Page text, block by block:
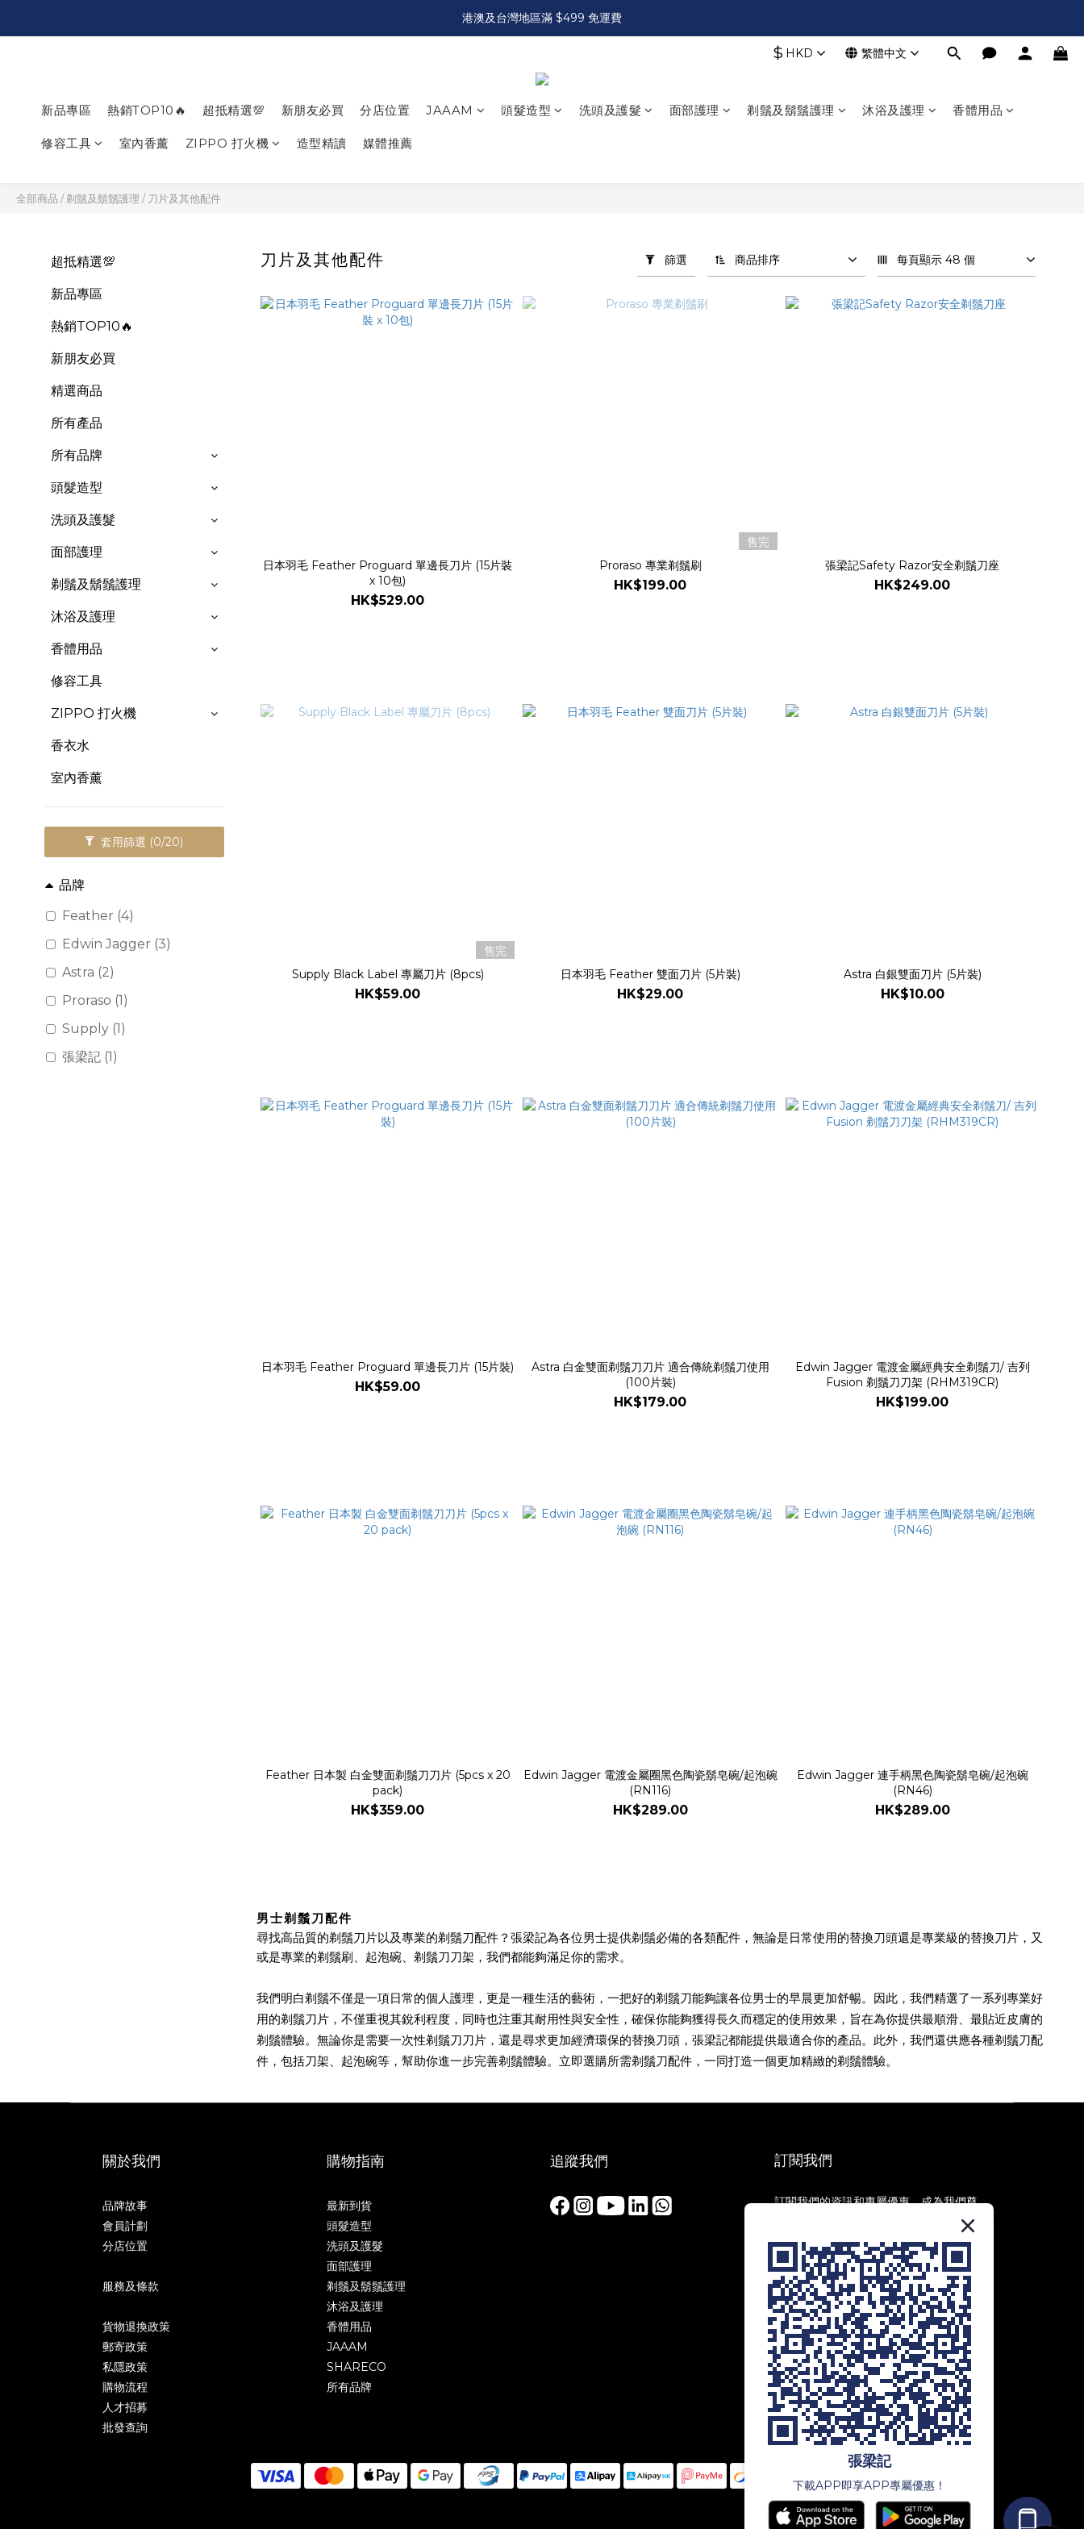
港澳及台灣地區滿 $499 免運費
$ HKD 繁體中文
新品專區 熱銷TOP10🔥 超抵精選💯 新朋友必買 分店位置 JAAAM 頭髮造型 洗頭及護髮 面部護理 剃鬚及鬍鬚護理 沐浴及護理 香體用品
修容工具 室內香薰 ZIPPO 打火機 造型精讀 媒體推薦
全部商品 /剃鬚及鬍鬚護理 / 刀片及其他配件
超抵精選💯
新品專區
熱銷TOP10🔥
新朋友必買
精選商品
所有產品
所有品牌
頭髮造型
洗頭及護髮
面部護理
剃鬚及鬍鬚護理
沐浴及護理
香體用品
修容工具
ZIPPO 打火機
香衣水
室內香薰
套用篩選 (0/20)
品牌
Feather (4)
Edwin Jagger (3)
Astra (2)
Proraso (1)
Supply (1)
張梁記 (1)
刀片及其他配件 篩選 商品排序 每頁顯示 48 個
日本羽毛 Feather Proguard 單邊長刀片 (15片裝
x 10包)
HK$529.00
售完
Proraso 專業剃鬚刷
HK$199.00
張梁記Safety Razor安全剃鬚刀座
HK$249.00
售完
Supply Black Label 專屬刀片 (8pcs)
HK$59.00
日本羽毛 Feather 雙面刀片 (5片裝)
HK$29.00
Astra 白銀雙面刀片 (5片裝)
HK$10.00
日本羽毛 Feather Proguard 單邊長刀片 (15片裝)
HK$59.00
Astra 白金雙面剃鬚刀刀片 適合傳統剃鬚刀使用
(100片裝)
HK$179.00
Edwin Jagger 電渡金屬經典安全剃鬚刀/ 吉列
Fusion 剃鬚刀刀架 (RHM319CR)
HK$199.00
Feather 日本製 白金雙面剃鬚刀刀片 (5pcs x 20
pack)
HK$359.00
Edwin Jagger 電渡金屬圈黑色陶瓷鬍皂碗/起泡碗
(RN116)
HK$289.00
Edwin Jagger 連手柄黑色陶瓷鬍皂碗/起泡碗
(RN46)
HK$289.00
男士剃鬚刀配件
尋找高品質的剃鬚刀片以及專業的剃鬚刀配件？張梁記為各位男士提供剃鬚必備的各類配件，無論是日常使用的替換刀頭還是專業級的替換刀片，又
或是專業的剃鬚刷、起泡碗、剃鬚刀刀架，我們都能夠滿足你的需求。
我們明白剃鬚不僅是一項日常的個人護理，更是一種生活的藝術，一把好的剃鬚刀能夠讓各位男士的早晨更加舒暢。因此，我們精選了一系列專業好
用的剃鬚刀片，不僅重視其銳利程度，同時也注重其耐用性與安全性，確保你能夠獲得長久而穩定的使用效果，旨在為你提供最順滑、最貼近皮膚的
剃鬚體驗。無論你是需要一次性剃鬚刀刀片，還是尋求更加經濟環保的替換刀頭，張梁記都能提供最適合你的產品。此外，我們還供應各種剃鬚刀配
件，包括刀架、起泡碗等，幫助你進一步完善剃鬚體驗。 立即選購所需剃鬚刀配件，一同打造一個更加精緻的剃鬚體驗。
關於我們
品牌故事
會員計劃
分店位置
服務及條款
貨物退換政策
郵寄政策
私隱政策
購物流程
人才招募
批發查詢
購物指南
最新到貨
頭髮造型
洗頭及護髮
面部護理
剃鬚及鬍鬚護理
沐浴及護理
香體用品
JAAAM
SHARECO
所有品牌
追蹤我們 訂閱我們
訂閱我們的資訊和專屬優惠，成為我們尊
貴會員，享受第一手資訊和獨家優惠！
訂閱
張梁記
下載APP即享APP專屬優惠！